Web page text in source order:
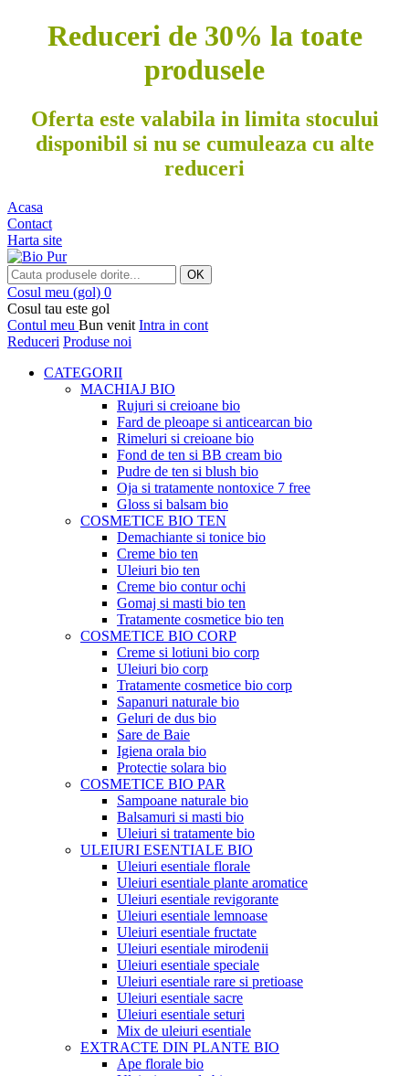
Reduceri de 30% la toate
produsele
Oferta este valabila in limita stocului
disponibil si nu se cumuleaza cu alte
reduceri
Acasa
Contact
Harta site
OK
Cosul meu (gol) 0
Cosul tau este gol
Contul meu Bun venit Intra in cont
Reduceri Produse noi
CATEGORII
MACHIAJ BIO
Rujuri si creioane bio
Fard de pleoape si anticearcan bio
Rimeluri si creioane bio
Fond de ten si BB cream bio
Pudre de ten si blush bio
Oja si tratamente nontoxice 7 free
Gloss si balsam bio
COSMETICE BIO TEN
Demachiante si tonice bio
Creme bio ten
Uleiuri bio ten
Creme bio contur ochi
Gomaj si masti bio ten
Tratamente cosmetice bio ten
COSMETICE BIO CORP
Creme si lotiuni bio corp
Uleiuri bio corp
Tratamente cosmetice bio corp
Sapanuri naturale bio
Geluri de dus bio
Sare de Baie
Igiena orala bio
Protectie solara bio
COSMETICE BIO PAR
Sampoane naturale bio
Balsamuri si masti bio
Uleiuri si tratamente bio
ULEIURI ESENTIALE BIO
Uleiuri esentiale florale
Uleiuri esentiale plante aromatice
Uleiuri esentiale revigorante
Uleiuri esentiale lemnoase
Uleiuri esentiale fructate
Uleiuri esentiale mirodenii
Uleiuri esentiale speciale
Uleiuri esentiale rare si pretioase
Uleiuri esentiale sacre
Uleiuri esentiale seturi
Mix de uleiuri esentiale
EXTRACTE DIN PLANTE BIO
Ape florale bio